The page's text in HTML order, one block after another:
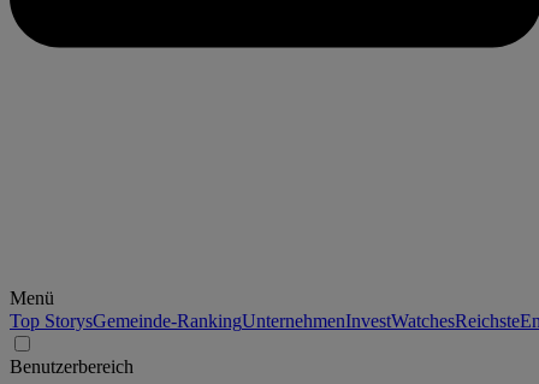
Menü
Top StorysGemeinde-RankingUnternehmenInvestWatchesReichste
Benutzerbereich